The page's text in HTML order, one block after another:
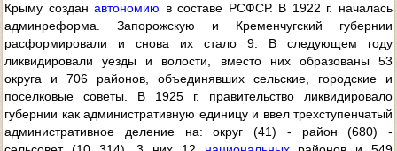
Крыму созданавтономию в составе РСФСР. В 1922 г. началась
админреформа. Запорожскую и Кременчугский губернии
расформировали и снова их стало 9. В следующем году
ликвидировали уезды и волости, вместо них образованы 53
округа и 706 районов, объединявших сельские, городские и
поселковые советы. В 1925 г. правительство ликвидировало
губернии как административную единицу и ввел трехступенчатый
административное деление на: округ (41) - район (680) -